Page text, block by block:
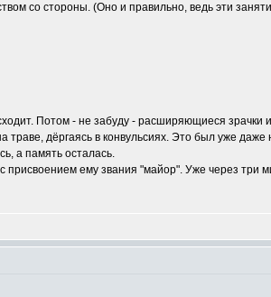
со стороны. (Оно и правильно, ведь эти
Потом - не забуду - расширяющиеся зрачки
дёргаясь в конвульсиях. Это был уже даже
а память осталась.
присвоением ему звания "майор". Уже через